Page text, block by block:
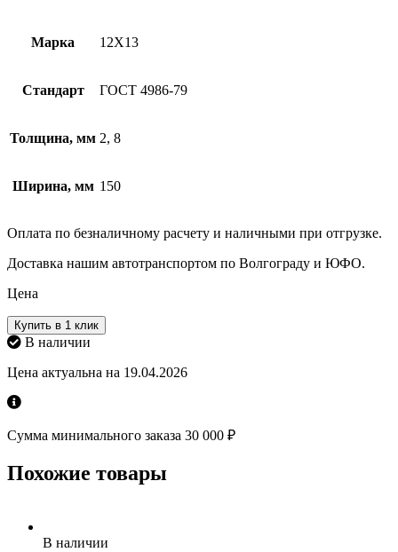
Марка 12Х13
Стандарт ГОСТ 4986-79
Толщина, мм 2, 8
Ширина, мм 150
Оплата по безналичному расчету и наличными при отгрузке.
Доставка нашим автотранспортом по Волгограду и ЮФО.
Цена
Купить в 1 клик
В наличии
Цена актуальна на 19.04.2026
Сумма минимального заказа 30 000 ₽
Похожие товары
В наличии